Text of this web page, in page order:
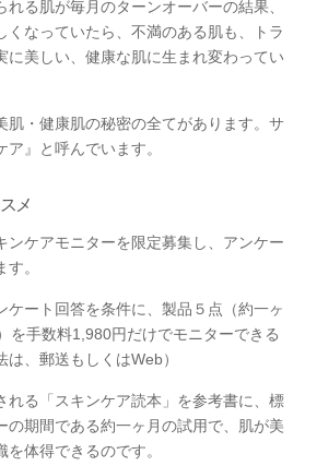
れる肌が毎月のターンオーバーの結果、
くなっていたら、不満のある肌も、トラ
に美しい、健康な肌に生まれ変わってい
・健康肌の秘密の全てがあります。サ
』と呼んでいます。
メ
ンケアモニターを限定募集し、アンケー
。
ケート回答を条件に、製品５点（約一ヶ
を手数料1,980円だけでモニターできる
、郵送もしくはWeb）
れる「スキンケア読本」を参考書に、標
の期間である約一ヶ月の試用で、肌が美
を体得できるのです。